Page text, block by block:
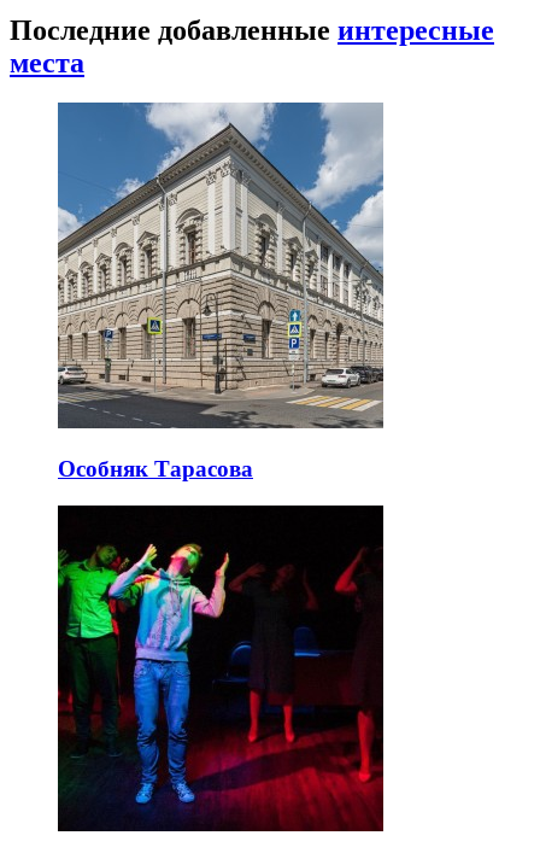
Последние добавленные интересные
места
Особняк Тарасова